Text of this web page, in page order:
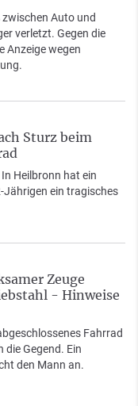
Auto und
verletzt. Gegen die
Anzeige wegen
Sturz beim
Heilbronn hat ein
ein tragisches
Zeuge
- Hinweise
Fahrrad
die Gegend. Ein
den Mann an.